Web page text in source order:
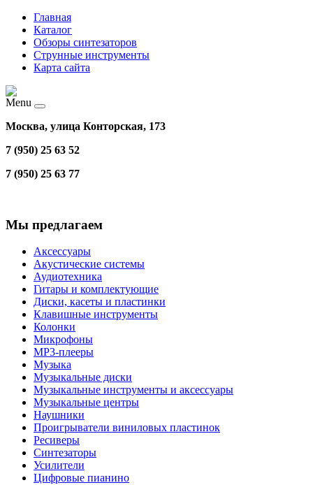
Главная
Каталог
Обзоры синтезаторов
Струнные инструменты
Карта сайта
Menu
Москва, улица Конторская, 173
7 (950) 25 63 52
7 (950) 25 63 77
Мы предлагаем
Аксессуары
Акустические системы
Аудиотехника
Гитары и комплектующие
Диски, касеты и пластинки
Клавишные инструменты
Колонки
Микрофоны
МР3-плееры
Музыка
Музыкальные диски
Музыкальные инструменты и аксессуары
Музыкальные центры
Наушники
Проигрыватели виниловых пластинок
Ресиверы
Синтезаторы
Усилители
Цифровые пианино